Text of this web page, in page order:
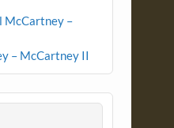
McCartney –
– McCartney II